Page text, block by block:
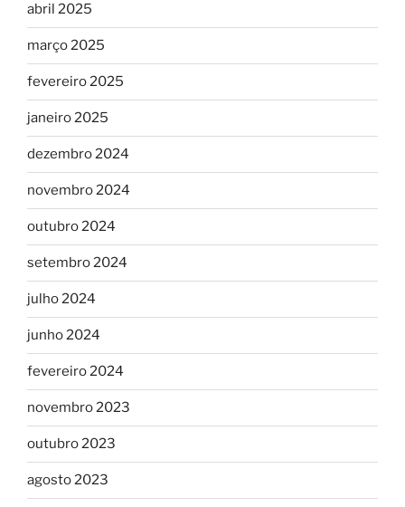
abril 2025
março 2025
fevereiro 2025
janeiro 2025
dezembro 2024
novembro 2024
outubro 2024
setembro 2024
julho 2024
junho 2024
fevereiro 2024
novembro 2023
outubro 2023
agosto 2023